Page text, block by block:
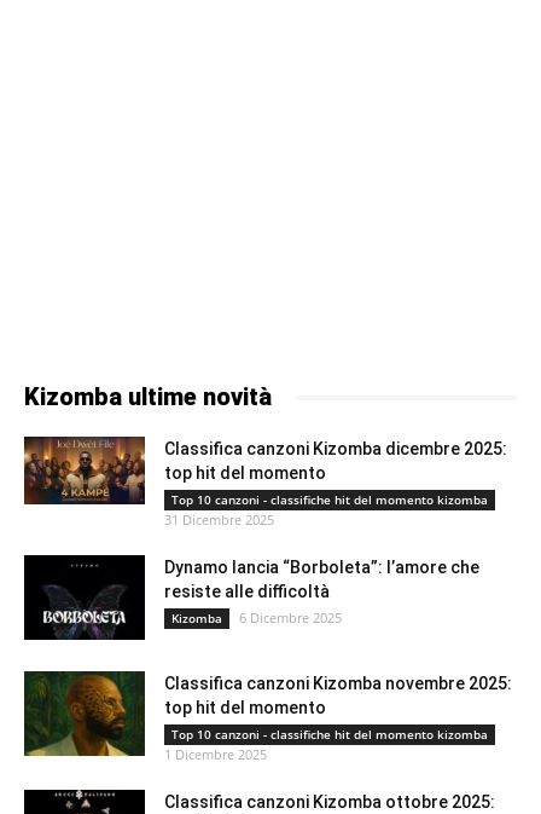
Kizomba ultime novità
Classifica canzoni Kizomba dicembre 2025:
top hit del momento
Top 10 canzoni - classifiche hit del momento kizomba
31 Dicembre 2025
Dynamo lancia “Borboleta”: l’amore che
resiste alle difficoltà
Kizomba 6 Dicembre 2025
Classifica canzoni Kizomba novembre 2025:
top hit del momento
Top 10 canzoni - classifiche hit del momento kizomba
1 Dicembre 2025
Classifica canzoni Kizomba ottobre 2025: